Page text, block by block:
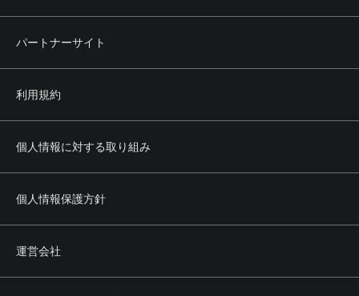
パートナーサイト
利用規約
個人情報に対する取り組み
個人情報保護方針
運営会社